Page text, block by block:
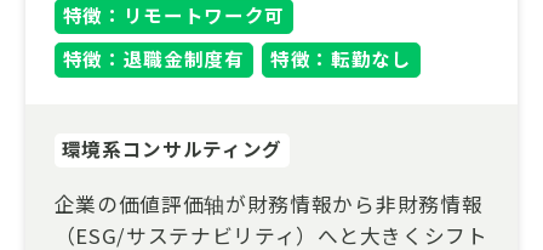
特徴：リモートワーク可
特徴：退職金制度有
特徴：転勤なし
環境系コンサルティング
企業の価値評価轴が財務情報から非財務情報
（ESG/サステナビリティ）へと大きくシフト